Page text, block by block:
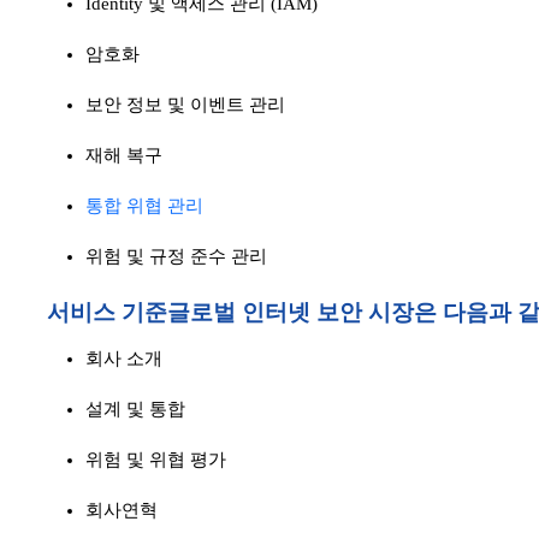
암호화
보안 정보 및 이벤트 관리
재해 복구
통합 위협 관리
위험 및 규정 준수 관리
서비스 기준글로벌 인터넷 보안 시장은 다음과
회사 소개
설계 및 통합
위험 및 위협 평가
회사연혁